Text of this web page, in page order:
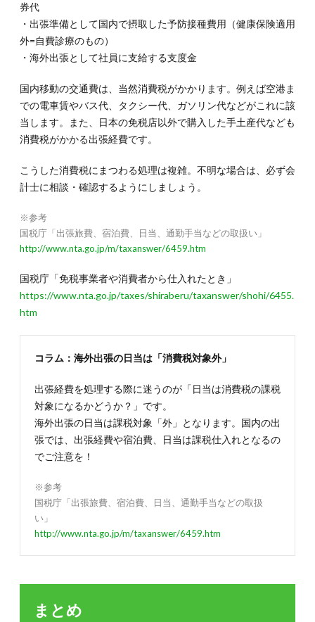
券代
・出張準備として国内で摂取した予防接種費用（健康保険適用
外=自費診療のもの）
・海外出張として社員に支給する支度金
国内移動の交通費は、当然消費税がかかります。例えば空港ま
での電車賃やバス代、タクシー代、ガソリン代などがこれに該
当します。また、日本の免税店以外で購入した手土産代なども
消費税がかかる出張経費です。
こうした消費税にまつわる処理は複雑。不明な場合は、必ず会
計士に相談・確認するようにしましょう。
※参考
国税庁「出張旅費、宿泊費、日当、通勤手当などの取扱い」
http://www.nta.go.jp/m/taxanswer/6459.htm
国税庁「免税事業者や消費者から仕入れたとき」
https://www.nta.go.jp/taxes/shiraberu/taxanswer/shohi/6455.
htm
コラム：海外出張の日当は「消費税対象外」
出張経費を処理する際に迷うのが「日当は消費税の課税
対象になるかどうか？」です。
海外出張の日当は課税対象「外」となります。国内の出
張では、出張経費や宿泊費、日当は課税仕入れとなるの
でご注意を！
※参考
国税庁「出張旅費、宿泊費、日当、通勤手当などの取扱
い」
http://www.nta.go.jp/m/taxanswer/6459.htm
まとめ